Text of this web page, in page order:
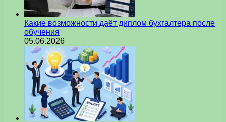
Какие возможности даёт диплом бухгалтера после
обучения
05.06.2026